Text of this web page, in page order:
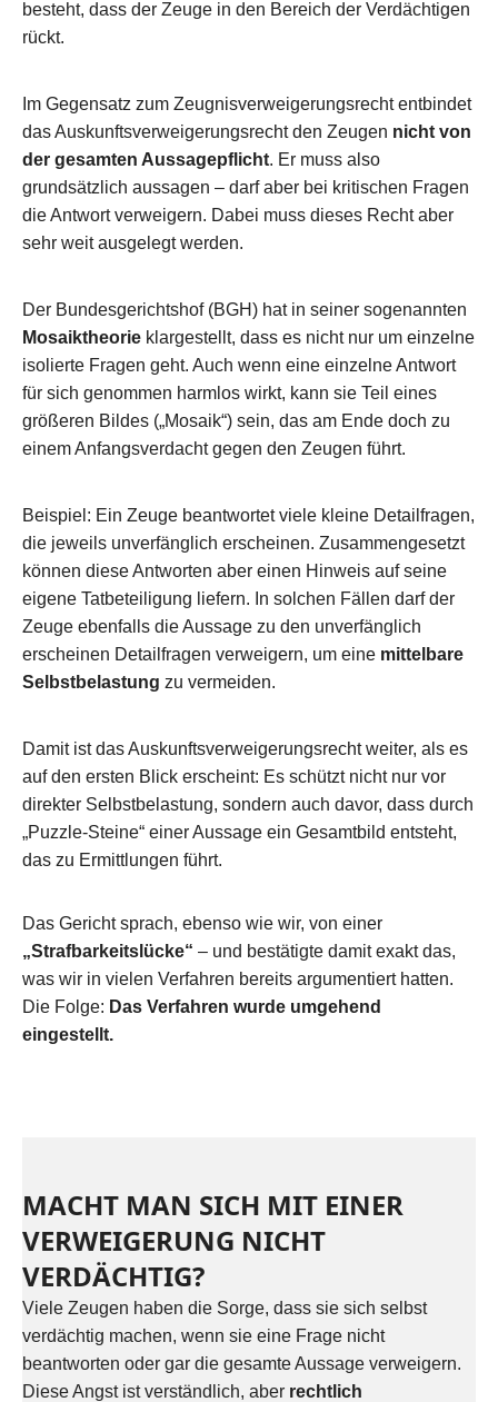
besteht, dass der Zeuge in den Bereich der Verdächtigen
rückt.
Im Gegensatz zum Zeugnisverweigerungsrecht entbindet
das Auskunftsverweigerungsrecht den Zeugen nicht von
der gesamten Aussagepflicht. Er muss also
grundsätzlich aussagen – darf aber bei kritischen Fragen
die Antwort verweigern. Dabei muss dieses Recht aber
sehr weit ausgelegt werden.
Der Bundesgerichtshof (BGH) hat in seiner sogenannten
Mosaiktheorie klargestellt, dass es nicht nur um einzelne
isolierte Fragen geht. Auch wenn eine einzelne Antwort
für sich genommen harmlos wirkt, kann sie Teil eines
größeren Bildes („Mosaik“) sein, das am Ende doch zu
einem Anfangsverdacht gegen den Zeugen führt.
Beispiel: Ein Zeuge beantwortet viele kleine Detailfragen,
die jeweils unverfänglich erscheinen. Zusammengesetzt
können diese Antworten aber einen Hinweis auf seine
eigene Tatbeteiligung liefern. In solchen Fällen darf der
Zeuge ebenfalls die Aussage zu den unverfänglich
erscheinen Detailfragen verweigern, um eine mittelbare
Selbstbelastung zu vermeiden.
Damit ist das Auskunftsverweigerungsrecht weiter, als es
auf den ersten Blick erscheint: Es schützt nicht nur vor
direkter Selbstbelastung, sondern auch davor, dass durch
„Puzzle-Steine“ einer Aussage ein Gesamtbild entsteht,
das zu Ermittlungen führt.
Das Gericht sprach, ebenso wie wir, von einer
„Strafbarkeitslücke“ – und bestätigte damit exakt das,
was wir in vielen Verfahren bereits argumentiert hatten.
Die Folge: Das Verfahren wurde umgehend
eingestellt.
MACHT MAN SICH MIT EINER
VERWEIGERUNG NICHT
VERDÄCHTIG?
Viele Zeugen haben die Sorge, dass sie sich selbst
verdächtig machen, wenn sie eine Frage nicht
beantworten oder gar die gesamte Aussage verweigern.
Diese Angst ist verständlich, aber rechtlich